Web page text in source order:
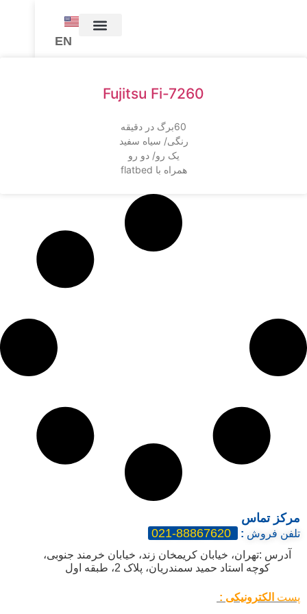
EN
Fujitsu Fi-7260
60برگ در دقیقه
رنگی/ سیاه سفید
یک رو/ دو رو
همراه با flatbed
مرکز تماس
تلفن فروش :
آدرس :تهران، خیابان کریمخان زند، خیابان خرمند جنوبی،
کوچه استاد حمید سمندریان، پلاک 2، طبقه اول
پست الکترونیکی :